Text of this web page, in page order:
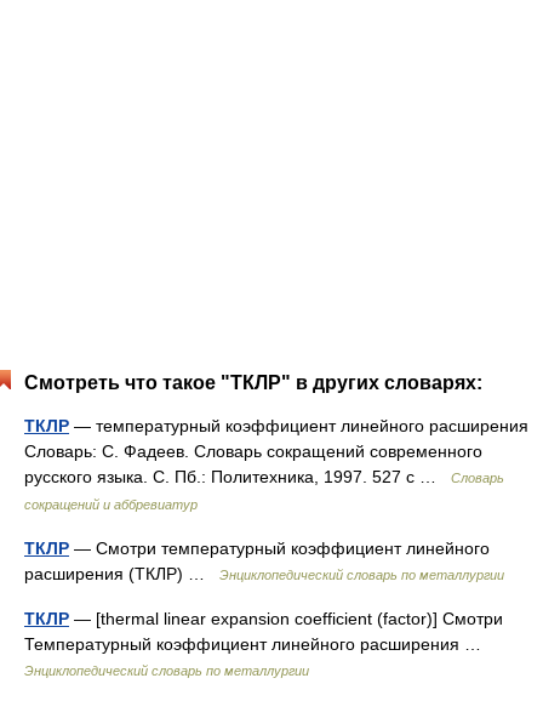
Смотреть что такое "ТКЛР" в других словарях:
ТКЛР — температурный коэффициент линейного расширения
Словарь: С. Фадеев. Словарь сокращений современного
русского языка. С. Пб.: Политехника, 1997. 527 с …
Словарь
сокращений и аббревиатур
ТКЛР — Смотри температурный коэффициент линейного
расширения (ТКЛР) …
Энциклопедический словарь по металлургии
ТКЛР — [thermal linear expansion coefficient (factor)] Смотри
Температурный коэффициент линейного расширения …
Энциклопедический словарь по металлургии